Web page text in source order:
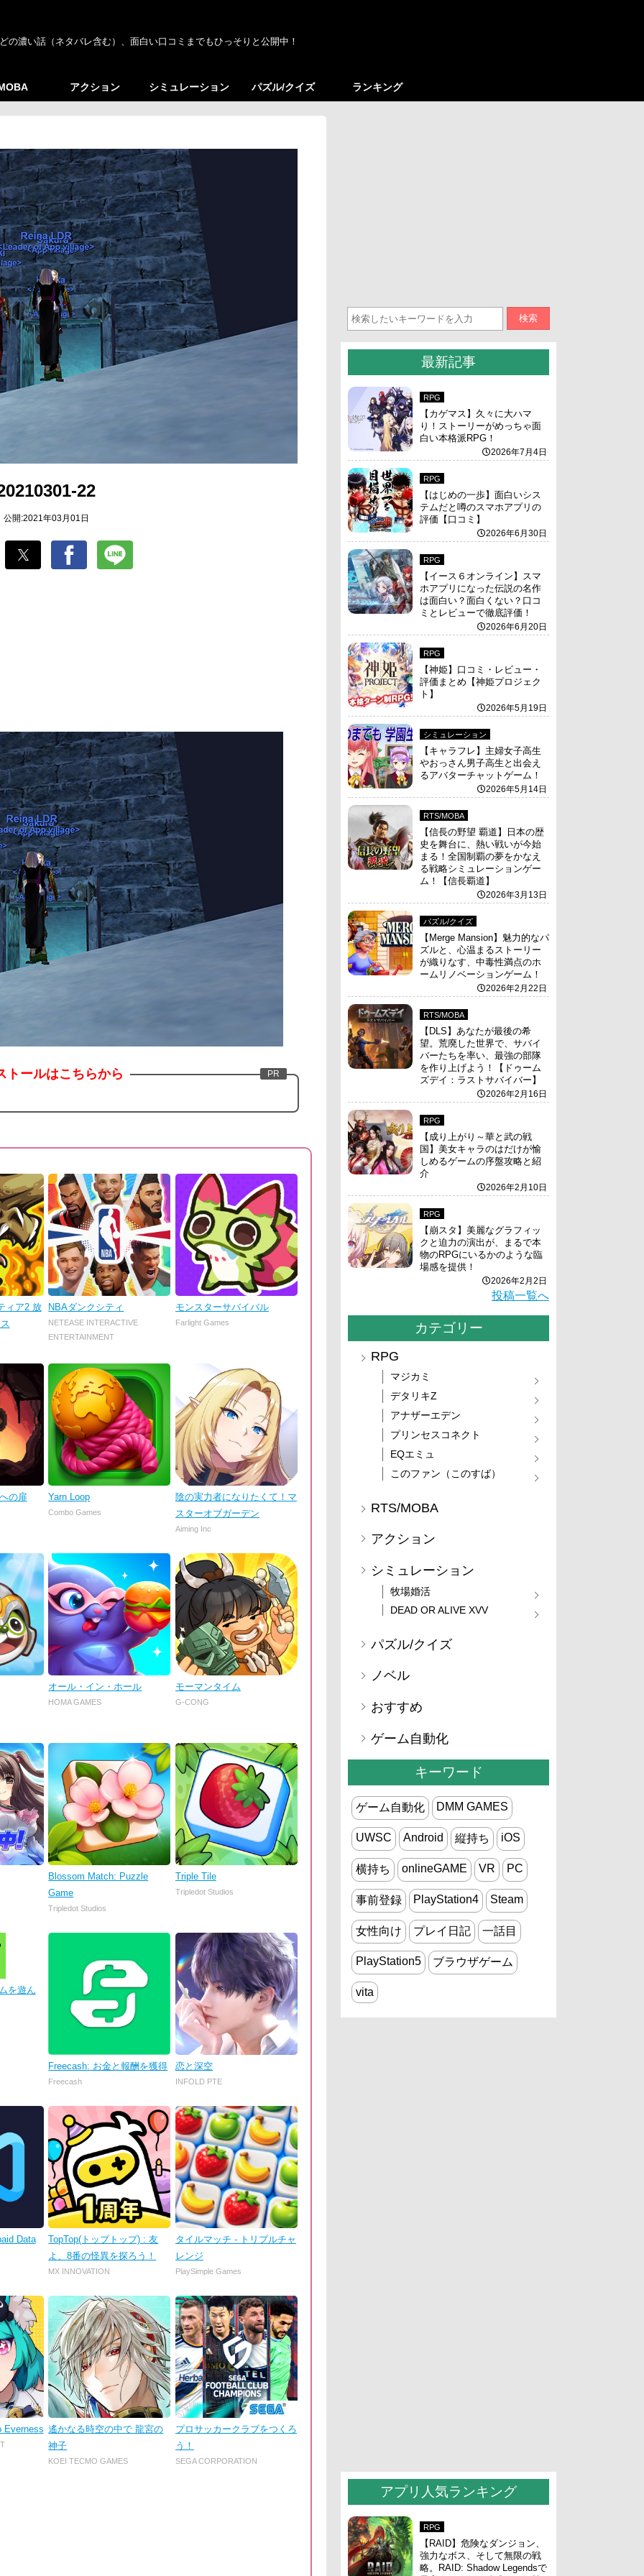
濃い話（ネタバレ含む）、面白い口コミまでもひっそりと公開中！
アクション シミュレーション パズル/クイズ ランキング
22
公開:2021年03月01日
トールはこちらから
ィア2 放
NBAダンクシティ
NETEASE INTERACTIVE
ENTERTAINMENT
モンスターサバイバル
Farlight Games
の扉 Yarn Loop
Combo Games
陰の実力者になりたくて！マ
スターオブガーデン
Aiming Inc
オール・イン・ホール
HOMA GAMES
モーマンタイム
G-CONG
Blossom Match: Puzzle
Game
Tripledot Studios
Triple Tile
Tripledot Studios
を遊ん
Freecash: お金と報酬を獲得
Freecash
恋と深空
INFOLD PTE
Data
TopTop(トップトップ) : 友
よ、8番の怪異を探ろう！
MX INNOVATION
タイルマッチ - トリプルチャ
レンジ
PlaySimple Games
Everness 遙かなる時空の中で 龍宮の
神子
KOEI TECMO GAMES
プロサッカークラブをつくろ
う！
SEGA CORPORATION
検索
最新記事
RPG
【カゲマス】久々に大ハマ
り！ストーリーがめっちゃ面
白い本格派RPG！
2026年7月4日
RPG
【はじめの一歩】面白いシス
テムだと噂のスマホアプリの
評価【口コミ】
2026年6月30日
RPG
【イース６オンライン】スマ
ホアプリになった伝説の名作
は面白い？面白くない？口コ
ミとレビューで徹底評価！
2026年6月20日
RPG
【神姫】口コミ・レビュー・
評価まとめ【神姫プロジェク
ト】
2026年5月19日
シミュレーション
【キャラフレ】主婦女子高生
やおっさん男子高生と出会え
るアバターチャットゲーム！
2026年5月14日
RTS/MOBA
【信長の野望 覇道】日本の歴
史を舞台に、熱い戦いが今始
まる！全国制覇の夢をかなえ
る戦略シミュレーションゲー
ム！【信長覇道】
2026年3月13日
パズル/クイズ
【Merge Mansion】魅力的なパ
ズルと、心温まるストーリー
が織りなす、中毒性満点のホ
ームリノベーションゲーム！
2026年2月22日
RTS/MOBA
【DLS】あなたが最後の希
望。荒廃した世界で、サバイ
バーたちを率い、最強の部隊
を作り上げよう！【ドゥーム
ズデイ：ラストサバイバー】
2026年2月16日
RPG
【成り上がり～華と武の戦
国】美女キャラのはだけが愉
しめるゲームの序盤攻略と紹
介
2026年2月10日
RPG
【崩スタ】美麗なグラフィッ
クと迫力の演出が、まるで本
物のRPGにいるかのような臨
場感を提供！
2026年2月2日
投稿一覧へ
カテゴリー
RPG
マジカミ
デタリキZ
アナザーエデン
プリンセスコネクト
EQエミュ
このファン（このすば）
RTS/MOBA
アクション
シミュレーション
牧場婚活
DEAD OR ALIVE XVV
パズル/クイズ
ノベル
おすすめ
ゲーム自動化
キーワード
ゲーム自動化 DMM GAMES
UWSC Android 縦持ち iOS
横持ち onlineGAME VR PC
事前登録 PlayStation4 Steam
女性向け プレイ日記 一話目
PlayStation5 ブラウザゲーム
vita
アプリ人気ランキング
RPG
【RAID】危険なダンジョン、
強力なボス、そして無限の戦
略。RAID: Shadow Legendsで